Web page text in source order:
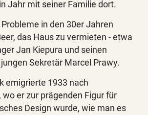
Jahr mit seiner Familie dort.
in den 30er Jahren
das Haus zu vermieten - etwa
Jan Kiepura und seinen
Sekretär Marcel Prawy.
emigrierte 1933 nach
wo er zur prägenden Figur für
Design wurde, wie man es